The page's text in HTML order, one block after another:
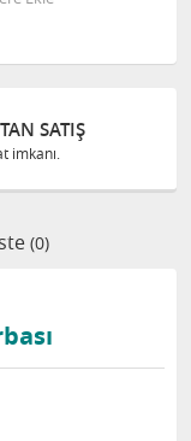
SATIŞ
imkanı.
(0)